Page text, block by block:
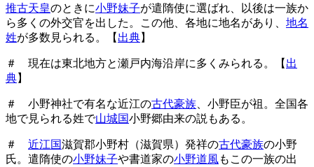
推古天皇のときに小野妹子が遣隋使に選ばれ、以後は一族か
ら多くの外交官を出した。この他、各地に地名があり、 地名
姓が多数見られる。【 出典】
＃ 現在は東北地方と瀬戸内海沿岸に多くみられる。【 出
典】
＃ 小野神社で有名な近江の古代豪族 、小野臣が祖。全国各
地で見られる姓で山城国小野郷由来の説もある。
＃ 近江国滋賀郡小野村（滋賀県）発祥の古代豪族の小野
氏。遣隋使の小野妹子や書道家の小野道風もこの一族の出